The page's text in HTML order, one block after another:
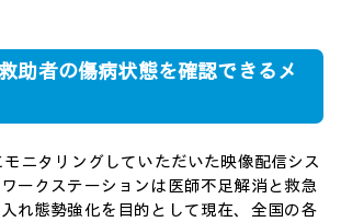
助者の傷病状態を確認できるメ
ニタリングしていただいた映像配信シス
ークステーションは医師不足解消と救急
れ態勢強化を目的として現在、全国の各